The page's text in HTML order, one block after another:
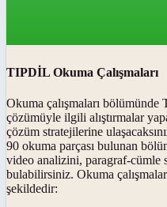
TIPDİL Okuma Çalışmaları
Okuma çalışmaları bölümünde
çözümüyle ilgili alıştırmalar
çözüm stratejilerine
90 okuma parçası bulunan
video analizini, paragraf-cümle
bulabilirsiniz. Okuma
şekildedir: